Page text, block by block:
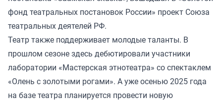
фонд театральных постановок России» проект Союза
театральных деятелей РФ.
Театр также поддерживает молодые таланты. В
прошлом сезоне здесь дебютировали участники
лаборатории «Мастерская этнотеатра» со спектаклем
«Олень с золотыми рогами». А уже осенью 2025 года
на базе театра планируется провести новую